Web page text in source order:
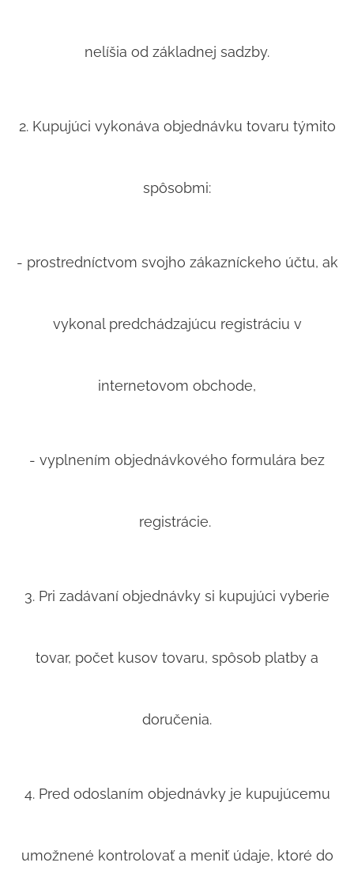
nelíšia od základnej sadzby.
2. Kupujúci vykonáva objednávku tovaru týmito
spôsobmi:
- prostredníctvom svojho zákazníckeho účtu, ak
vykonal predchádzajúcu registráciu v
internetovom obchode,
- vyplnením objednávkového formulára bez
registrácie.
3. Pri zadávaní objednávky si kupujúci vyberie
tovar, počet kusov tovaru, spôsob platby a
doručenia.
4. Pred odoslaním objednávky je kupujúcemu
umožnené kontrolovať a meniť údaje, ktoré do